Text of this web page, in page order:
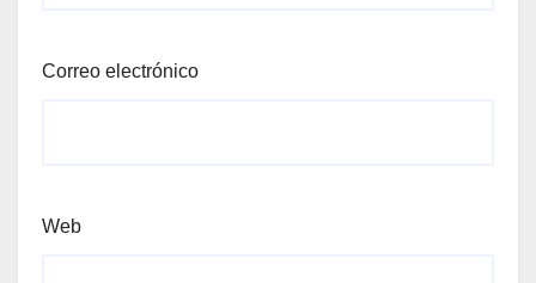
Correo electrónico
Web